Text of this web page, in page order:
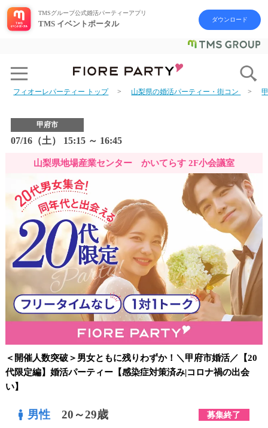
TMSグループ公式婚活パーティーアプリ
TMS イベントポータル ダウンロード
フィオーレパーティー トップ 山梨県の婚活パーティー・街コン
甲府市
07/16（土） 15:15 ～ 16:45
山梨県地場産業センター かいてらす 2F小会議室
＜開催人数突破＞男女ともに残りわずか！＼甲府市婚活／【20
代限定編】婚活パーティー【感染症対策済み|コロナ禍の出会
い】
男性 20～29歳 募集終了